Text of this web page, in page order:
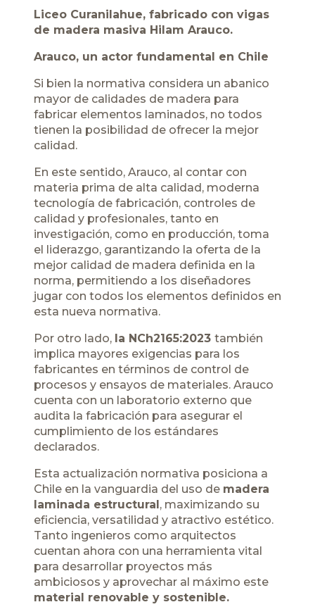
Liceo Curanilahue, fabricado con vigas
de madera masiva Hilam Arauco.
Arauco, un actor fundamental en Chile
Si bien la normativa considera un abanico
mayor de calidades de madera para
fabricar elementos laminados, no todos
tienen la posibilidad de ofrecer la mejor
calidad.
En este sentido, Arauco, al contar con
materia prima de alta calidad, moderna
tecnología de fabricación, controles de
calidad y profesionales, tanto en
investigación, como en producción, toma
el liderazgo, garantizando la oferta de la
mejor calidad de madera definida en la
norma, permitiendo a los diseñadores
jugar con todos los elementos definidos en
esta nueva normativa.
Por otro lado, la NCh2165:2023 también
implica mayores exigencias para los
fabricantes en términos de control de
procesos y ensayos de materiales. Arauco
cuenta con un laboratorio externo que
audita la fabricación para asegurar el
cumplimiento de los estándares
declarados.
Esta actualización normativa posiciona a
Chile en la vanguardia del uso de madera
laminada estructural, maximizando su
eficiencia, versatilidad y atractivo estético.
Tanto ingenieros como arquitectos
cuentan ahora con una herramienta vital
para desarrollar proyectos más
ambiciosos y aprovechar al máximo este
material renovable y sostenible.